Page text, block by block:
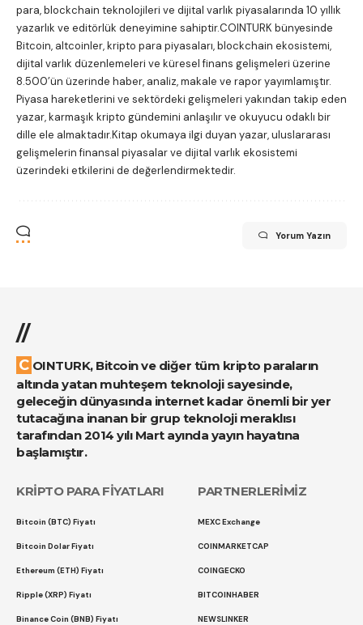
para, blockchain teknolojileri ve dijital varlık piyasalarında 10 yıllık
yazarlık ve editörlük deneyimine sahiptir.COINTURK bünyesinde
Bitcoin, altcoinler, kripto para piyasaları, blockchain ekosistemi,
dijital varlık düzenlemeleri ve küresel finans gelişmeleri üzerine
8.500’ün üzerinde haber, analiz, makale ve rapor yayımlamıştır.
Piyasa hareketlerini ve sektördeki gelişmeleri yakından takip eden
yazar, karmaşık kripto gündemini anlaşılır ve okuyucu odaklı bir
dille ele almaktadır.Kitap okumaya ilgi duyan yazar, uluslararası
gelişmelerin finansal piyasalar ve dijital varlık ekosistemi
üzerindeki etkilerini de değerlendirmektedir.
Yorum Yazın
//
COINTURK, Bitcoin ve diğer tüm kripto paraların
altında yatan muhteşem teknoloji sayesinde,
geleceğin dünyasında internet kadar önemli bir yer
tutacağına inanan bir grup teknoloji meraklısı
tarafından 2014 yılı Mart ayında yayın hayatına
başlamıştır.
KRİPTO PARA FİYATLARI
Bitcoin (BTC) Fiyatı
Bitcoin Dolar Fiyatı
Ethereum (ETH) Fiyatı
Ripple (XRP) Fiyatı
Binance Coin (BNB) Fiyatı
PARTNERLERİMİZ
MEXC Exchange
COINMARKETCAP
COINGECKO
BITCOINHABER
NEWSLINKER